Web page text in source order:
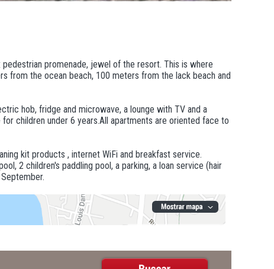
promenade, jewel of the resort. This is where
from the ocean beach, 100 meters from the lack beach and
hob, fridge and microwave, a lounge with TV and a
children under 6 years.All apartments are oriented face to
kit products , internet WiFi and breakfast service.
2 children's paddling pool, a parking, a loan service (hair